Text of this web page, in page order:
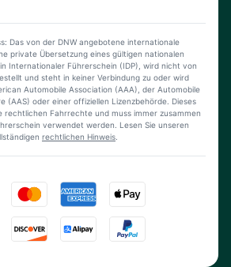
Das von der DNW angebotene internationale
private Übersetzung eines gültigen nationalen
Internationaler Führerschein (IDP), wird nicht von
und steht in keiner Verbindung zu oder wird
Automobile Association (AAA), der Automobile
(AAS) oder einer offiziellen Lizenzbehörde. Dieses
rechtlichen Fahrrechte und muss immer zusammen
verwendet werden. Lesen Sie unseren
rechtlichen Hinweis.